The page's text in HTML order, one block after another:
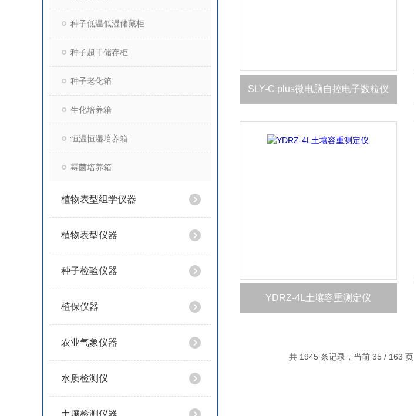
种子低温低湿储藏柜
种子超干储存柜
种子老化箱
生化培养箱
恒温恒湿培养箱
霉菌培养箱
植物表型组学仪器
植物表型仪器
种子检验仪器
植保仪器
农业气象仪器
水质检测仪
土壤检测仪器
SLY-C plus微电脑自控电子数粒仪
YDRZ-4L土壤容重测定仪
共 1945 条记录，当前 35 / 163 页